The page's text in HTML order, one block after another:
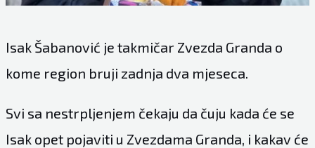
Isak Šabanović je takmičar Zvezda Granda o
kome region bruji zadnja dva mjeseca.
Svi sa nestrpljenjem čekaju da čuju kada će se
Isak opet pojaviti u Zvezdama Granda, i kakav će